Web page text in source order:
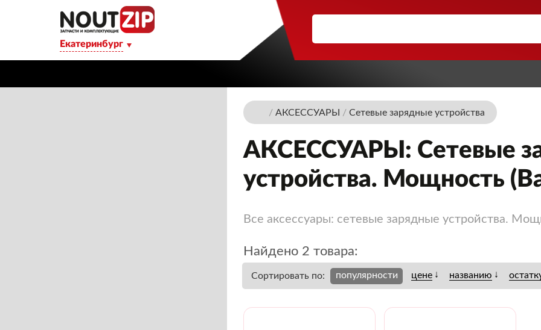
Екатеринбург
/АКСЕССУАРЫ /Сетевые зарядные устройства
АКСЕССУАРЫ: Сетевые
устройства. Мощность
Все аксессуары: сетевые зарядные устройства.
Найдено 2 товара:
Сортировать по: популярности цене ↓ названию ↓